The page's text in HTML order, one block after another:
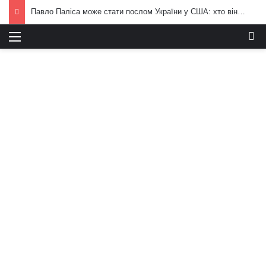
Павло Паліса може стати послом України у США: хто він та чим відомий
Меню